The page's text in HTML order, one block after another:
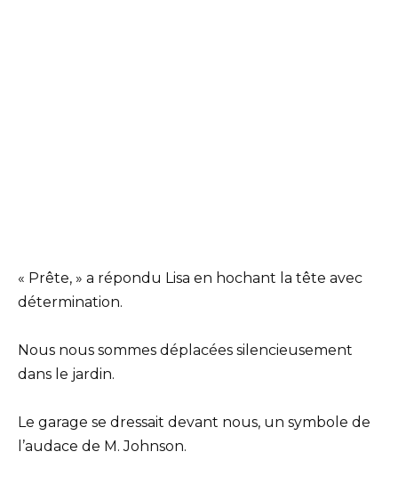
« Prête, » a répondu Lisa en hochant la tête avec
détermination.
Nous nous sommes déplacées silencieusement
dans le jardin.
Le garage se dressait devant nous, un symbole de
l’audace de M. Johnson.